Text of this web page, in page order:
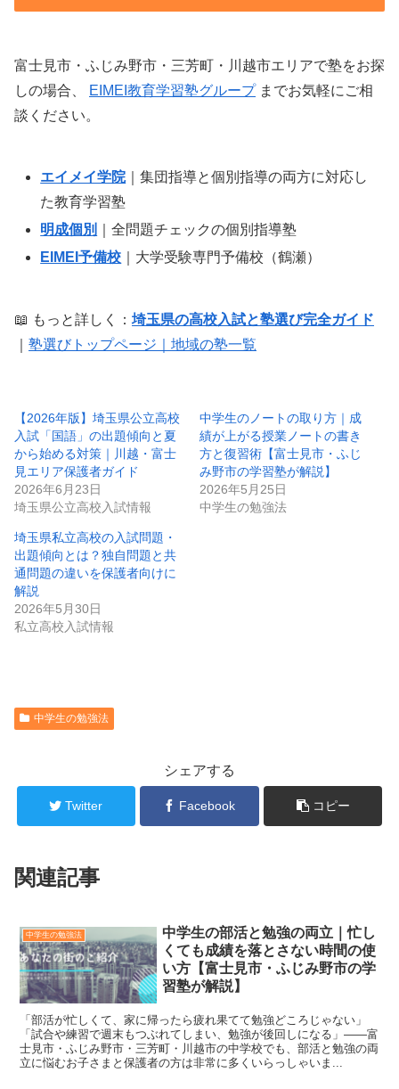
富士見市・ふじみ野市・三芳町・川越市エリアで塾をお探
しの場合、
EIMEI教育学習塾グループまでお気軽にご相
談ください。
エイメイ学院｜集団指導と個別指導の両方に対応し
た教育学習塾
明成個別
｜全問題チェックの個別指導塾
EIMEI予備校 ｜大学受験専門予備校（鶴瀬）
📖 もっと詳しく： 埼玉県の高校入試と塾選び完全ガイド
塾選びトップページ｜地域の塾一覧
【2026年版】埼玉県公立高校
入試「国語」の出題傾向と夏
から始める対策｜川越・富士
見エリア保護者ガイド
2026年6月23日
埼玉県公立高校入試情報
中学生のノートの取り方｜成
績が上がる授業ノートの書き
方と復習術【富士見市・ふじ
み野市の学習塾が解説】
2026年5月25日
中学生の勉強法
埼玉県私立高校の入試問題・
出題傾向とは？独自問題と共
通問題の違いを保護者向けに
解説
2026年5月30日
私立高校入試情報
中学生の勉強法
シェアする
Twitter Facebook コピー
関連記事
中学生の勉強法
中学生の部活と勉強の両立｜忙し
くても成績を落とさない時間の使
い方【富士見市・ふじみ野市の学
習塾が解説】
「部活が忙しくて、家に帰ったら疲れ果てて勉強どころじゃない」
「試合や練習で週末もつぶれてしまい、勉強が後回しになる」——富
士見市・ふじみ野市・三芳町・川越市の中学校でも、部活と勉強の両
立に悩むお子さまと保護者の方は非常に多くいらっしゃいま...